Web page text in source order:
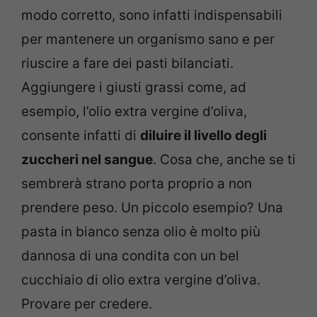
modo corretto, sono infatti indispensabili
per mantenere un organismo sano e per
riuscire a fare dei pasti bilanciati.
Aggiungere i giusti grassi come, ad
esempio, l’olio extra vergine d’oliva,
consente infatti di diluire il livello degli
zuccheri nel sangue. Cosa che, anche se ti
sembrerà strano porta proprio a non
prendere peso. Un piccolo esempio? Una
pasta in bianco senza olio è molto più
dannosa di una condita con un bel
cucchiaio di olio extra vergine d’oliva.
Provare per credere.